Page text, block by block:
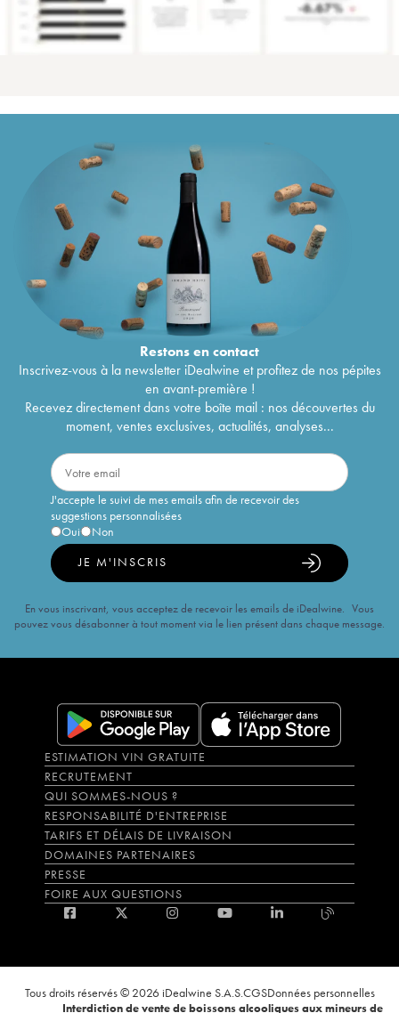
Restons encontact
Inscrivez-vous à la newsletter iDealwine et profitez de nos pépites
en avant-première !
Recevez directement dans votre boîte mail : nos découvertes du
moment, ventes exclusives, actualités, analyses...
J'accepte le suivi de mes emails afin de recevoir des
suggestions personnalisées
Oui
Non
JE M'INSCRIS
En vous inscrivant, vous acceptez de recevoir les emails de iDealwine. Vous
pouvez vous désabonner à tout moment via le lien présent dans chaque message.
ESTIMATION VIN GRATUITE
RECRUTEMENT
QUI SOMMES-NOUS ?
RESPONSABILITÉ D'ENTREPRISE
TARIFS ET DÉLAIS DE LIVRAISON
DOMAINES PARTENAIRES
PRESSE
FOIRE AUX QUESTIONS
Tous droits réservés © 2026 iDealwine S.A.S.CGSDonnées personnelles
Interdiction de vente de boissons alcooliques aux mineurs de